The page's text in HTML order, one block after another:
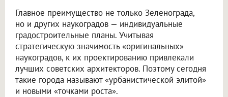
Главное преимущество не только Зеленограда,
но и других наукоградов — индивидуальные
градостроительные планы. Учитывая
стратегическую значимость «оригинальных»
наукоградов, к их проектированию привлекали
лучших советских архитекторов. Поэтому сегодня
такие города называют «урбанистической элитой»
и новыми «точками роста».